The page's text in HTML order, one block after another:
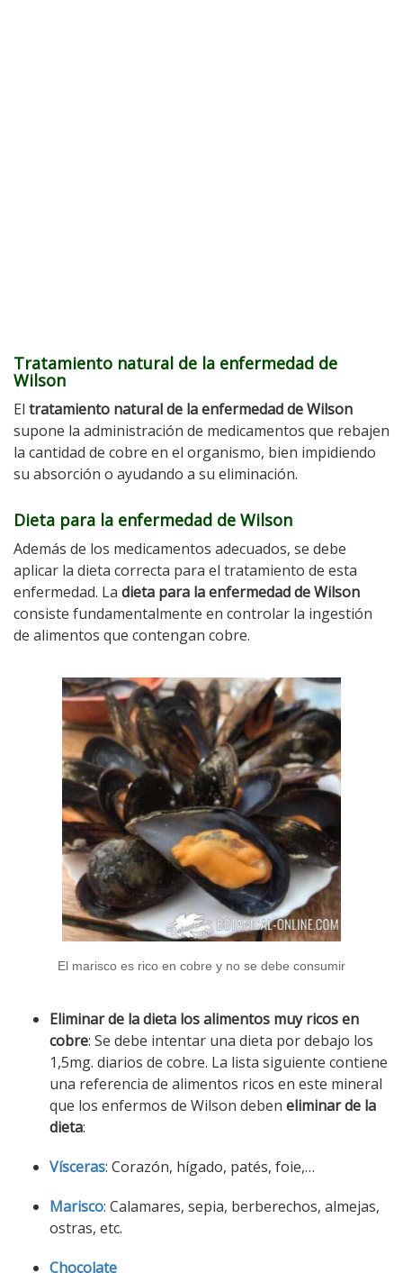
Tratamiento natural de la enfermedad de
Wilson
El tratamiento natural de la enfermedad de Wilson
supone la administración de medicamentos que rebajen
la cantidad de cobre en el organismo, bien impidiendo
su absorción o ayudando a su eliminación.
Dieta para la enfermedad de Wilson
Además de los medicamentos adecuados, se debe
aplicar la dieta correcta para el tratamiento de esta
enfermedad. La dieta para la enfermedad de Wilson
consiste fundamentalmente en controlar la ingestión
de alimentos que contengan cobre.
El marisco es rico en cobre y no se debe consumir
Eliminar de la dieta los alimentos muy ricos en
cobre: Se debe intentar una dieta por debajo los
1,5mg. diarios de cobre. La lista siguiente contiene
una referencia de alimentos ricos en este mineral
que los enfermos de Wilson deben eliminar de la
dieta:
Vísceras: Corazón, hígado, patés, foie,…
Marisco: Calamares, sepia, berberechos, almejas,
ostras, etc.
Chocolate